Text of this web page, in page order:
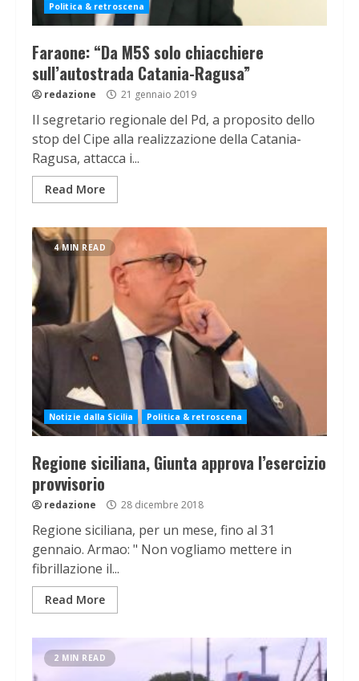
Politica & retroscena
Faraone: “Da M5S solo chiacchiere
sull’autostrada Catania-Ragusa”
redazione 21 gennaio 2019
Il segretario regionale del Pd, a proposito dello
stop del Cipe alla realizzazione della Catania-
Ragusa, attacca i...
Read More
4 MIN READ
Notizie dalla Sicilia Politica & retroscena
Regione siciliana, Giunta approva l’esercizio
provvisorio
redazione 28 dicembre 2018
Regione siciliana, per un mese, fino al 31
gennaio. Armao: " Non vogliamo mettere in
fibrillazione il...
Read More
2 MIN READ